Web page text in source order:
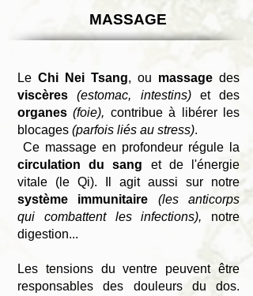
MASSAGE
Le Chi Nei Tsang, ou massage des
viscères (estomac, intestins)
et des
organes(foie), contribue à libérer les
blocages (parfois liés au stress).
Ce massage en profondeur régule la
circulation du sang et de l'énergie
vitale (le Qi). Il agit aussi sur notre
système immunitaire (les anticorps
qui combattent les infections), notre
digestion...
Les tensions du ventre peuvent être
responsables des douleurs du dos.